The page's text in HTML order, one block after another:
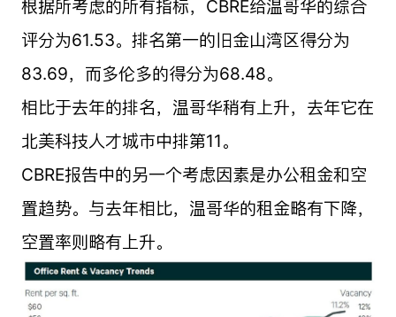
根据所考虑的所有指标，CBRE给温哥华的综合
评分为61.53。排名第一的旧金山湾区得分为
83.69，而多伦多的得分为68.48。
相比于去年的排名，温哥华稍有上升，去年它在
北美科技人才城市中排第11。
CBRE报告中的另一个考虑因素是办公租金和空
置趋势。与去年相比，温哥华的租金略有下降，
空置率则略有上升。